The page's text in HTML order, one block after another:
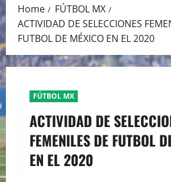
Home
FÚTBOL MX
ACTIVIDAD DE SELECCIONES
FUTBOL DE MÉXICO EN EL 2020
FÚTBOL MX
ACTIVIDAD DE
FEMENILES DE FUTBOL
EN EL 2020